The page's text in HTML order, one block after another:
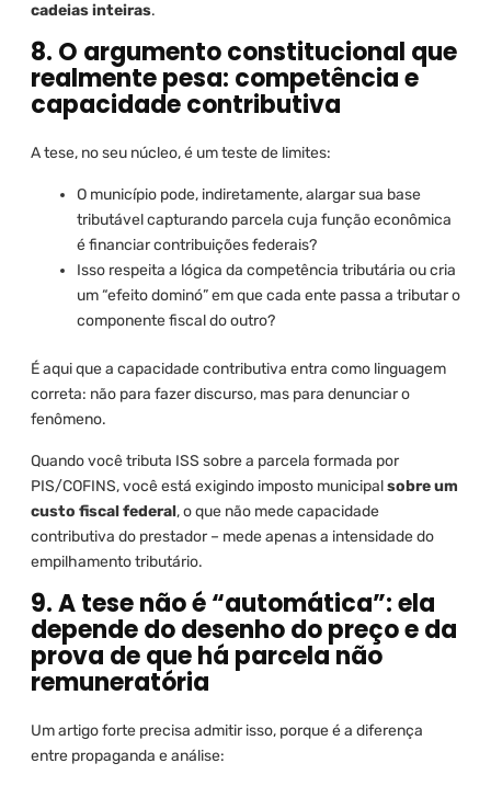
cadeias inteiras.
8. O argumento constitucional que
realmente pesa: competência e
capacidade contributiva
A tese, no seu núcleo, é um teste de limites:
O município pode, indiretamente, alargar sua base
tributável capturando parcela cuja função econômica
é financiar contribuições federais?
Isso respeita a lógica da competência tributária ou cria
um “efeito dominó” em que cada ente passa a tributar o
componente fiscal do outro?
É aqui que a capacidade contributiva entra como linguagem
correta: não para fazer discurso, mas para denunciar o
fenômeno.
Quando você tributa ISS sobre a parcela formada por
PIS/COFINS, você está exigindo imposto municipalsobre um
custo fiscal federal, o que não mede capacidade
contributiva do prestador – mede apenas a intensidade do
empilhamento tributário.
9. A tese não é “automática”: ela
depende do desenho do preço e da
prova de que há parcela não
remuneratória
Um artigo forte precisa admitir isso, porque é a diferença
entre propaganda e análise: